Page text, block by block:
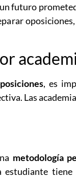
futuro
, es
Las
metodología
estudiante